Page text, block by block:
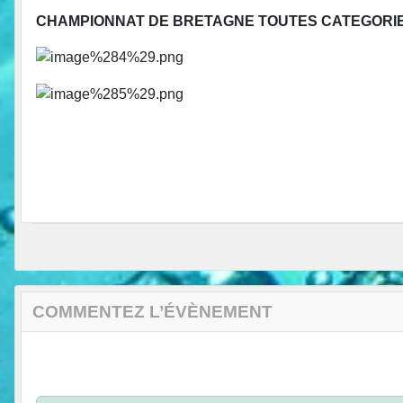
CHAMPIONNAT DE BRETAGNE TOUTES
COMMENTEZ L’ÉVÈNEMENT